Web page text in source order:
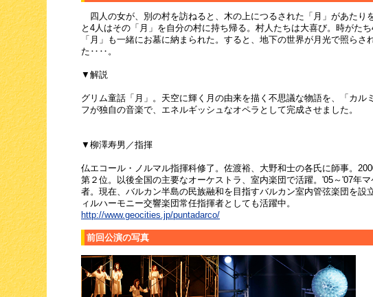
四人の女が、別の村を訪ねると、木の上につるされた「月」があたり
と4人はその「月」を自分の村に持ち帰る。村人たちは大喜び。時がた
「月」も一緒にお墓に納まられた。すると、地下の世界が月光で照らさ
た‥‥。
▼解説
グリム童話「月」。天空に輝く月の由来を描く不思議な物語を、「カル
フが独自の音楽で、エネルギッシュなオペラとして完成させました。
▼柳澤寿男／指揮
仏エコール・ノルマル指揮科修了。佐渡裕、大野和士の各氏に師事。
第２位。以後全国の主要なオーケストラ、室内楽団で活躍。'05～'07年
者。現在、バルカン半島の民族融和を目指すバルカン室内管弦楽団を設
ィルハーモニー交響楽団常任指揮者としても活躍中。
http://www.geocities.jp/puntadarco/
前回公演の写真